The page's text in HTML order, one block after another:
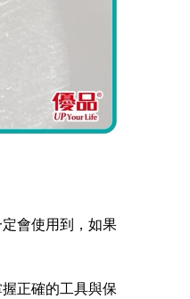
會使用到，如果
正確的工具與保